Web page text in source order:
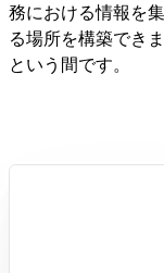
務における情報を
る場所を構築でき
という間です。